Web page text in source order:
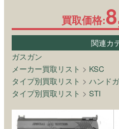
買取価格:
関連カ
ガスガン
メーカー買取リスト > KSC
タイプ別買取リスト > ハンド
タイプ別買取リスト > STI